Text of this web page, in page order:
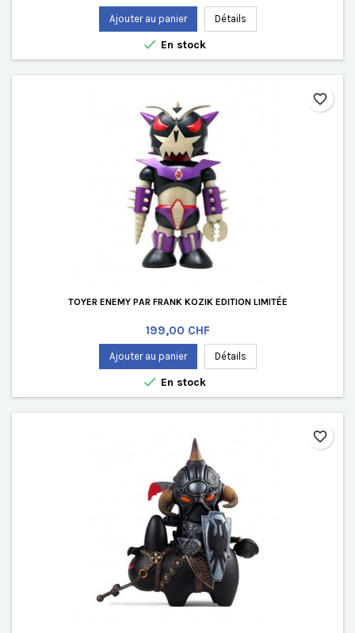
Ajouter au panier Détails
 En stock
TOYER ENEMY PAR FRANK KOZIK EDITION LIMITÉE
Prix
199,00 CHF
Ajouter au panier Détails
 En stock
favorite_border
favorite_border